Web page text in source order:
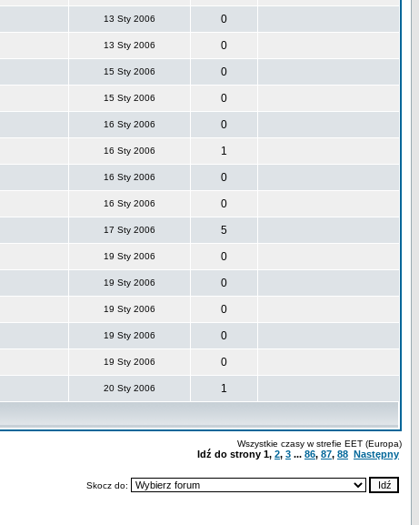
13 Sty 2006 0
13 Sty 2006 0
15 Sty 2006 0
15 Sty 2006 0
16 Sty 2006 0
16 Sty 2006 1
16 Sty 2006 0
16 Sty 2006 0
17 Sty 2006 5
19 Sty 2006 0
19 Sty 2006 0
19 Sty 2006 0
19 Sty 2006 0
19 Sty 2006 0
20 Sty 2006 1
Wszystkie czasy w strefie EET (Europa)
Idź do strony 1, 2, 3 ... 86, 87, 88 Następny
Skocz do: